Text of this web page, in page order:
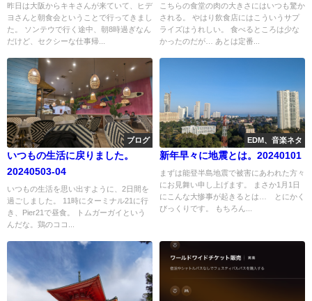
昨日は大阪からキキさんが来ていて、ヒデ
ヨさんと朝食会ということで行ってきまし
た。 ソンテウで行く途中、朝8時過ぎなん
だけど、セクシーな仕事帰...
こちらの食堂の肉の大きさにはいつも驚か
される。 やはり飲食店にはこういうサプ
ライズはうれしい。 食べるところは少な
かったのだが… あとは定番...
ブログ
いつもの生活に戻りました。
20240503-04
いつもの生活を思い出すように、2日間を
過ごしました。 11時にターミナル21に行
き、Pier21で昼食。 トムガーガイという
んだな。鶏のココ...
EDM、音楽ネタ
新年早々に地震とは。20240101
まずは能登半島地震で被害にあわれた方々
にお見舞い申し上げます。 まさか1月1日
にこんな大惨事が起きるとは… とにかく
びっくりです。 もちろん...